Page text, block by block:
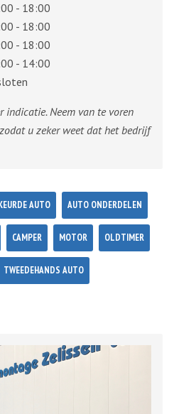
- 18:00
- 18:00
- 18:00
- 14:00
indicatie. Neem van te voren
u zeker weet dat het bedrijf
AUTO AUTO ONDERDELEN
CAMPER MOTOR OLDTIMER
TWEEDEHANDS AUTO